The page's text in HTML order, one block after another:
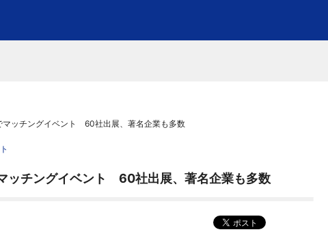
マッチングイベント 60社出展、著名企業も多数
ッチングイベント 60社出展、著名企業も多数